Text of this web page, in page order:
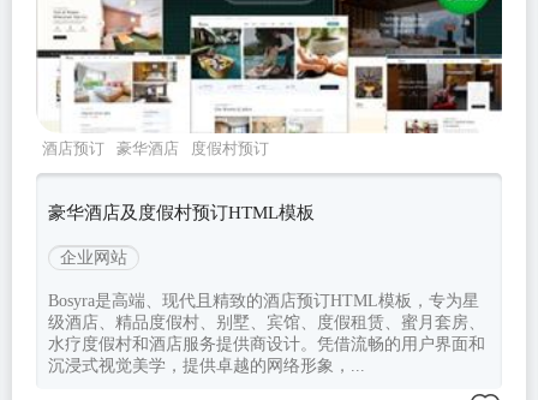
酒店预订 豪华酒店
度假村预订
豪华酒店及度假村预订HTML模板
企业网站
Bosyra是高端、现代且精致的酒店预订HTML模板，专为星
级酒店、精品度假村、别墅、宾馆、度假租赁、蜜月套房、
水疗度假村和酒店服务提供商设计。凭借流畅的用户界面和
沉浸式视觉美学，提供卓越的网络形象，...